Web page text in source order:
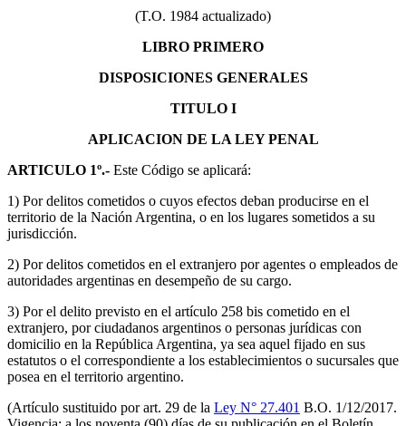
(T.O. 1984 actualizado)
LIBRO PRIMERO
DISPOSICIONES GENERALES
TITULO I
APLICACION DE LA LEY PENAL
ARTICULO 1º.- Este Código se aplicará:
1) Por delitos cometidos o cuyos efectos deban producirse en el
territorio de la Nación Argentina, o en los lugares sometidos a su
jurisdicción.
2) Por delitos cometidos en el extranjero por agentes o empleados de
autoridades argentinas en desempeño de su cargo.
3) Por el delito previsto en el artículo 258 bis cometido en el
extranjero, por ciudadanos argentinos o personas jurídicas con
domicilio en la República Argentina, ya sea aquel fijado en sus
estatutos o el correspondiente a los establecimientos o sucursales que
posea en el territorio argentino.
(Artículo sustituido por art. 29 de la Ley N° 27.401 B.O. 1/12/2017.